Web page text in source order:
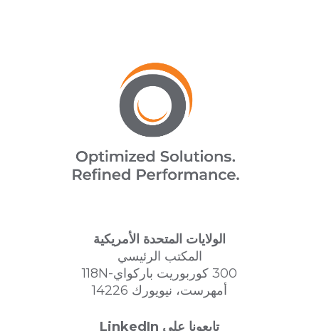
الولايات المتحدة الأمريكية
المكتب الرئيسي
300 كوربوريت باركواي-118N
أمهرست، نيويورك 14226
تابعونا على LinkedIn